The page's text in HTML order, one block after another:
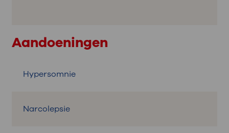
Aandoeningen
Hypersomnie
Narcolepsie